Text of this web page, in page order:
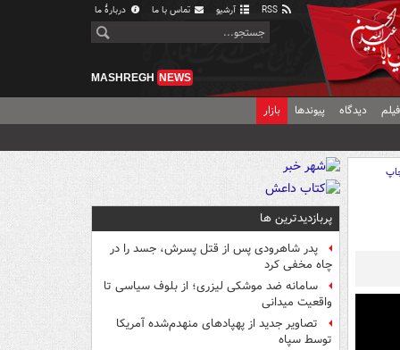
آرشیو تماس با ما دربارهٔ ما
MASHREGH NEWS
دیدگاه پیوندها بازار
پربازدیدترین ها
پدر شاهرودی پس از قتل پسرش، جسد را در
چاه مخفی کرد
سامانه ضد موشکی لیزری؛ از بلوف سیاسی تا
واقعیت میدانی
تصاویر جدید از پهپادهای منهدم‌شده آمریکا
توسط سپاه